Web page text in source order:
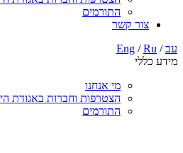
התורמים
צור קשר
עב/
Eng /Ru
מידע כללי
מי אנחנו
הצטרפות וחברות באגודת
התורמים